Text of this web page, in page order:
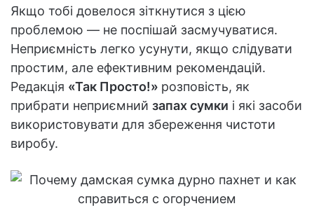
Якщо тобі довелося зіткнутися з цією
проблемою — не поспішай засмучуватися.
Неприємність легко усунути, якщо слідувати
простим, але ефективним рекомендацій.
Редакція «Так Просто!» розповість, як
прибрати неприємний запах сумки і які засоби
використовувати для збереження чистоти
виробу.